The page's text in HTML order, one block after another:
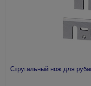
Стругальный нож для